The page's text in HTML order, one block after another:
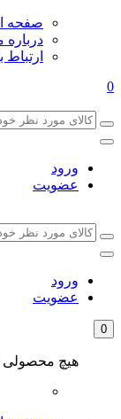
صفحه
درباره
ارتباط
0
ورود
عضویت
ورود
عضویت
0
هیچ محصولی